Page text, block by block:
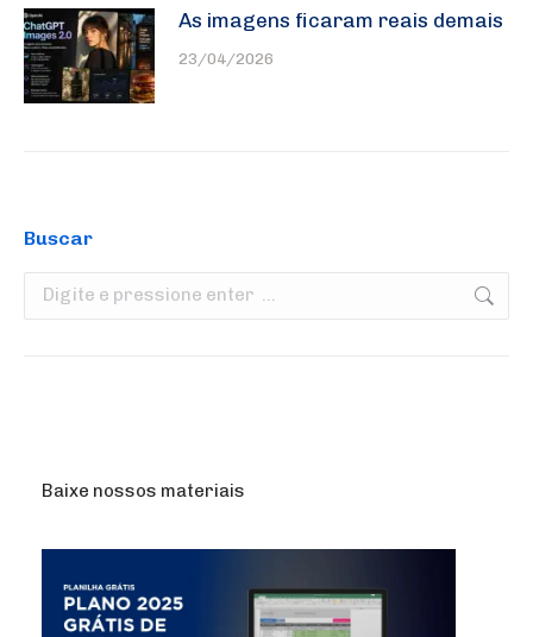
As imagens ficaram reais demais
23/04/2026
Buscar
Search:
Baixe nossos materiais